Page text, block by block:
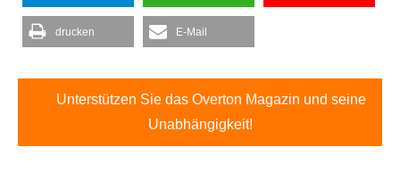
drucken E-Mail
Unterstützen Sie das Overton Magazin und seine
Unabhängigkeit!